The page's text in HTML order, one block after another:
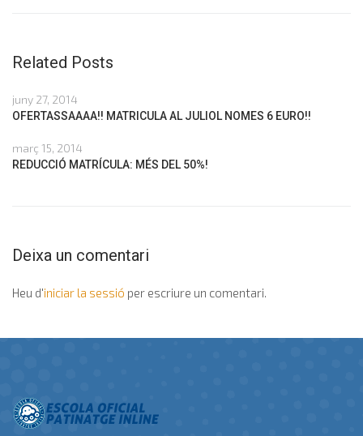
Related Posts
juny 27, 2014
OFERTASSAAAA!! MATRICULA AL JULIOL NOMES 6 EURO!!
març 15, 2014
REDUCCIÓ MATRÍCULA: MÉS DEL 50%!
Deixa un comentari
Heu d'iniciar la sessió per escriure un comentari.